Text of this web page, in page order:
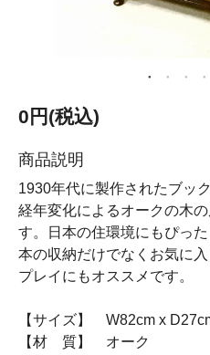
0円(税込)
商品説明
1930年代に製作されたブッ
経年変化によるオークの木
す。日本の住環境にもぴっ
本の収納だけでなくお気に
プレイにもオススメです。
【サイズ】 W82cm x
【材 質】 オーク